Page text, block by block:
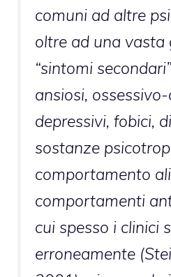
comuni ad altre
oltre ad una vasta
“sintomi
ansiosi,
depressivi, fobici,
sostanze
comportamento
comportamenti
cui spesso i clinici
erroneamente